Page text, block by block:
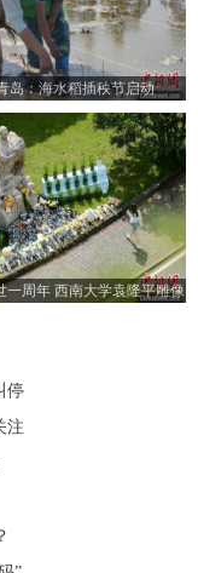
岛：海水稻插秧节启动
一周年 西南大学袁隆平雕像
停
注